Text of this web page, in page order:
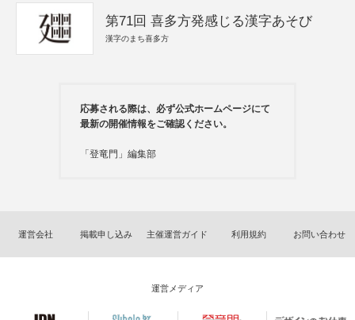
第71回 喜多方発感じる漢字あそび
漢字のまち喜多方
応募される際は、必ず公式ホームページにて
最新の開催情報をご確認ください。
「登竜門」編集部
運営会社 掲載申し込み 主催運営ガイド 利用規約 お問い合わせ
運営メディア